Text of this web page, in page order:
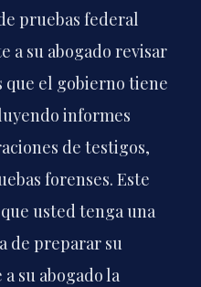
pruebas federal
a su abogado revisar
que el gobierno tiene
informes
de testigos,
forenses. Este
usted tenga una
de preparar su
su abogado la